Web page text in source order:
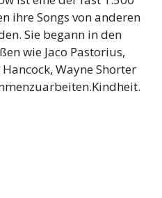
ihre Songs von anderen
Sie begann in den
wie Jaco Pastorius,
Wayne Shorter